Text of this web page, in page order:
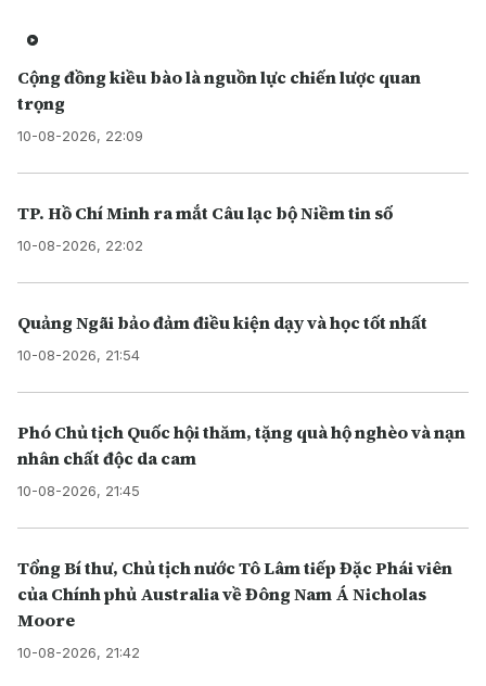
Cộng đồng kiều bào là nguồn lực chiến lược quan
trọng
10-08-2026, 22:09
TP. Hồ Chí Minh ra mắt Câu lạc bộ Niềm tin số
10-08-2026, 22:02
Quảng Ngãi bảo đảm điều kiện dạy và học tốt nhất
10-08-2026, 21:54
Phó Chủ tịch Quốc hội thăm, tặng quà hộ nghèo và nạn
nhân chất độc da cam
10-08-2026, 21:45
Tổng Bí thư, Chủ tịch nước Tô Lâm tiếp Đặc Phái viên
của Chính phủ Australia về Đông Nam Á Nicholas
Moore
10-08-2026, 21:42